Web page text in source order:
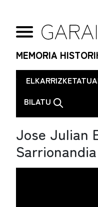
MEMORIA
.
BILATU
Jose Julian
Sarrionandia